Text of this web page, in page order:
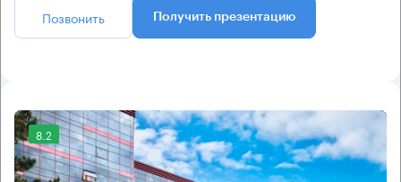
Позвонить Получить презентацию
8.2